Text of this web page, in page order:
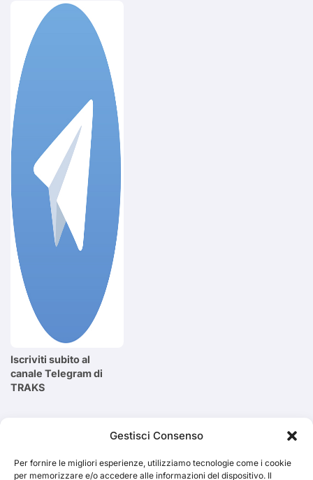
Gestisci Consenso
Per fornire le migliori esperienze, utilizziamo tecnologie come i cookie
per memorizzare e/o accedere alle informazioni del dispositivo. Il
Iscriviti subito al
canale Telegram di
TRAKS
Cerca